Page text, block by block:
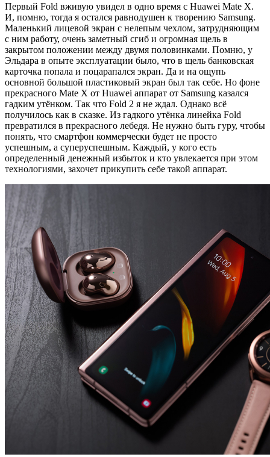
Первый Fold вживую увидел в одно время с Huawei Mate X.
И, помню, тогда я остался равнодушен к творению Samsung.
Маленький лицевой экран с нелепым чехлом, затрудняющим
с ним работу, очень заметный сгиб и огромная щель в
закрытом положении между двумя половинками. Помню, у
Эльдара в опыте эксплуатации было, что в щель банковская
карточка попала и поцарапался экран. Да и на ощупь
основной большой пластиковый экран был так себе. Но фоне
прекрасного Mate X от Huawei аппарат от Samsung казался
гадким утёнком. Так что Fold 2 я не ждал. Однако всё
получилось как в сказке. Из гадкого утёнка линейка Fold
превратился в прекрасного лебедя. Не нужно быть гуру, чтобы
понять, что смартфон коммерчески будет не просто
успешным, а суперуспешным. Каждый, у кого есть
определенный денежный избыток и кто увлекается при этом
технологиями, захочет прикупить себе такой аппарат.